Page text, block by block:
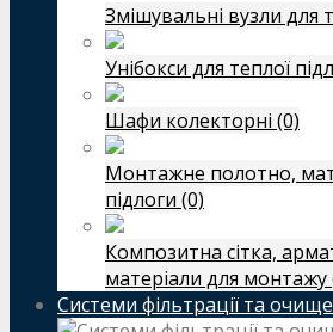
Змішувальні вузли для
Унібокси для теплої
Шафи колекторні (0)
Монтажне полотно,
підлоги (0)
Композитна сітка,
матеріали для монтажу
Системи фільтрації та